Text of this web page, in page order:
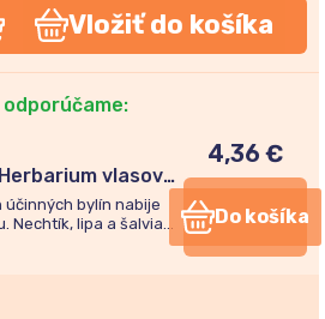
Vložiť do košíka
vlasový
Lesk/Sila
účinných bylín nabije
Nechtík, lipa a šalvia
4,36 €
Do košíka